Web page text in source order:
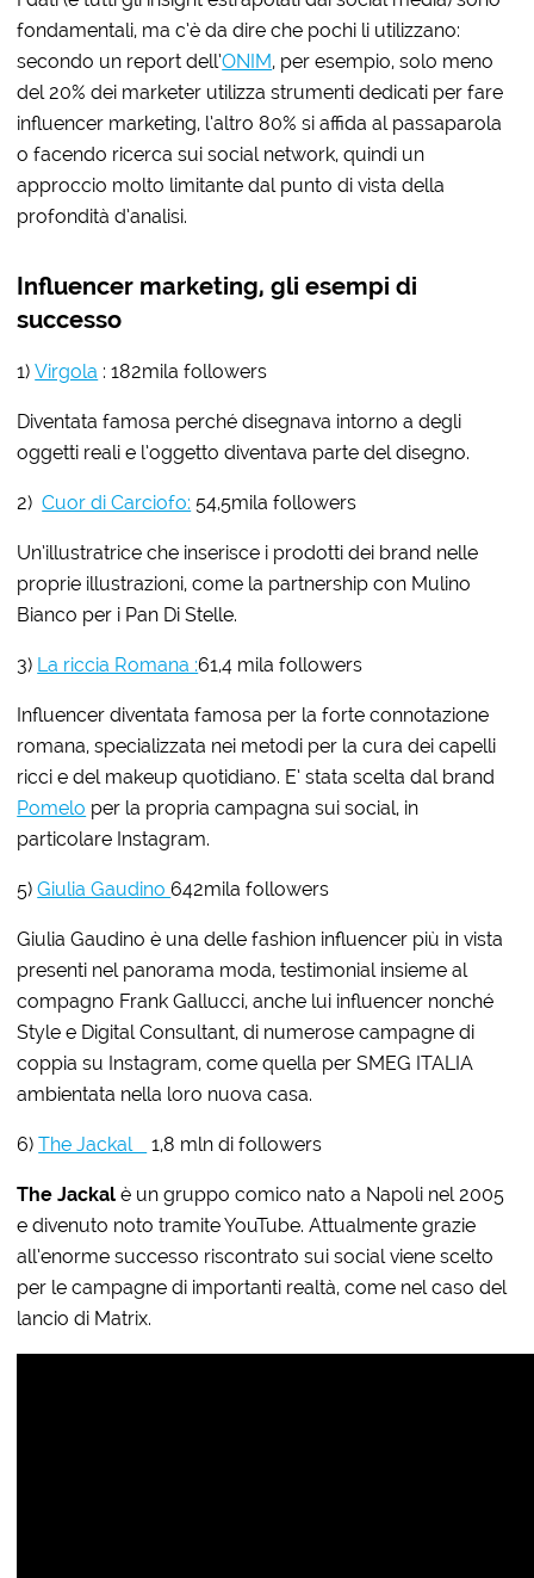
fondamentali, ma c’è da dire che pochi li utilizzano:
secondo un report dell’ONIM, per esempio, solo meno
del 20% dei marketer utilizza strumenti dedicati per fare
influencer marketing, l’altro 80% si affida al passaparola
o facendo ricerca sui social network, quindi un
approccio molto limitante dal punto di vista della
profondità d’analisi.
Influencer marketing, gli esempi di
successo
1)Virgola : 182mila followers
Diventata famosa perché disegnava intorno a degli
oggetti reali e l’oggetto diventava parte del disegno.
2)Cuor di Carciofo: 54,5mila followers
Un’illustratrice che inserisce i prodotti dei brand nelle
proprie illustrazioni, come la partnership con Mulino
Bianco per i Pan Di Stelle.
3) La riccia Romana :61,4 mila followers
Influencer diventata famosa per la forte connotazione
romana, specializzata nei metodi per la cura dei capelli
ricci e del makeup quotidiano. E’ stata scelta dal brand
Pomelo per la propria campagna sui social, in
particolare Instagram.
5)Giulia Gaudino642mila followers
Giulia Gaudino è una delle fashion influencer più in vista
presenti nel panorama moda, testimonial insieme al
compagno Frank Gallucci, anche lui influencer nonché
Style e Digital Consultant, di numerose campagne di
coppia su Instagram, come quella per SMEG ITALIA
ambientata nella loro nuova casa.
6)The Jackal 1,8 mln di followers
The Jackal è un gruppo comico nato a Napoli nel 2005
e divenuto noto tramite YouTube. Attualmente grazie
all’enorme successo riscontrato sui social viene scelto
per le campagne di importanti realtà, come nel caso del
lancio di Matrix.